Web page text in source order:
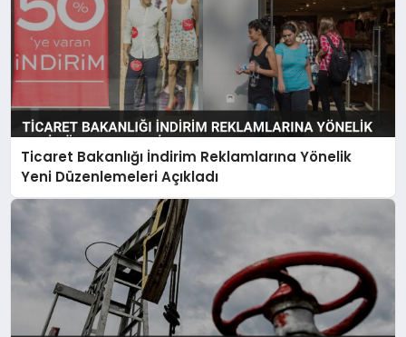
Ticaret Bakanlığı İndirim Reklamlarına Yönelik
Yeni Düzenlemeleri Açıkladı